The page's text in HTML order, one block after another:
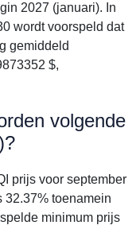
2027 (januari). In
wordt voorspeld dat
gemiddeld
$,
volgende
prijs voor september
32.37% toenamein
minimum prijs